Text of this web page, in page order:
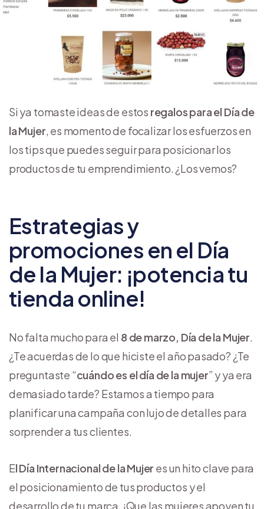
Si ya tomaste ideas de estos regalos para el Día de
la Mujer , es momento de focalizar los esfuerzos en
los tips que puedes seguir para posicionar los
productos de tu emprendimiento. ¿Los vemos?
Estrategias y
promociones en el Día
de la Mujer: ¡potencia tu
tienda online!
No falta mucho para el 8 de marzo, Día de la Mujer
¿Te acuerdas de lo que hiciste el año pasado? ¿Te
preguntaste “cuándo es el día de la mujer” y ya era
demasiado tarde? Estamos a tiempo para
planificar una campaña con lujo de detalles para
sorprender a tus clientes.
El Día Internacional de la Mujer es un hito clave para
el posicionamiento de tus productos y el
desarrollo de tu marca. ¡Que las mujeres apoyen tu